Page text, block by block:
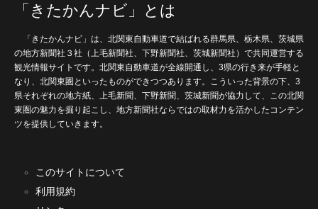
「きたかんナビ」とは
「きたかんナビ」は、北関東自動車道で結ばれる群馬県、栃木県、茨城県
の地方新聞社３社（上毛新聞社、下野新聞社、茨城新聞社）で共同運営する
観光情報サイトです。北関東自動車道が全線開通し、3県の行き来が手軽と
なり、北関東圏といったものができつつあります。こういった背景の下、3
県それぞれの地方紙、上毛新聞、下野新聞、茨城新聞が協力して、この北関
東圏の魅力を掘り起こし、地方新聞社ならではの取材力を活かしたコンテン
ツを提供していきます。
このサイトについて
利用規約